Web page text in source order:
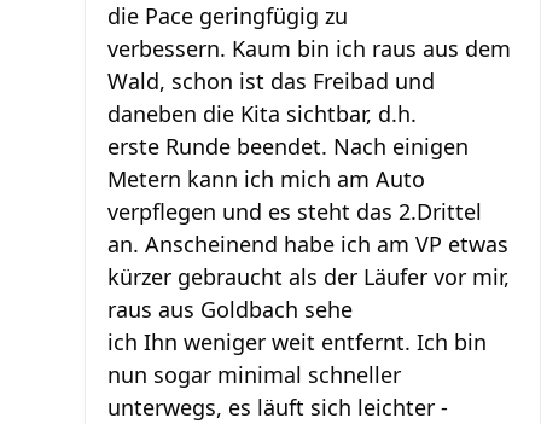
die Pace geringfügig zu
verbessern. Kaum bin ich raus aus dem
Wald, schon ist das Freibad und
daneben die Kita sichtbar, d.h.
erste Runde beendet. Nach einigen
Metern kann ich mich am Auto
verpflegen und es steht das 2.Drittel
an. Anscheinend habe ich am VP etwas
kürzer gebraucht als der Läufer vor mir,
raus aus Goldbach sehe
ich Ihn weniger weit entfernt. Ich bin
nun sogar minimal schneller
unterwegs, es läuft sich leichter -